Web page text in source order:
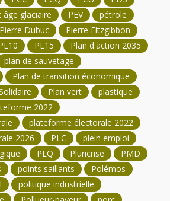
âge glaciaire PEV
pétrole
Pierre Dubuc
Pierre Fitzgibbon
PL15
Plan d'action 2035
plan de sauvetage
Plan de transition économique
Plan vert
plastique
2022
plateforme électorale 2022
2026
PLC
plein emploi
PLQ Pluricrise
PMD
points saillants
Polémos
politique industrielle